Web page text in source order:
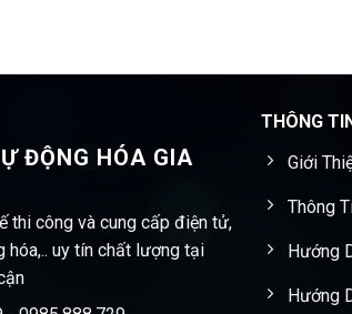
ĐỘNG HÓA GIA
thi công và cung cấp điện tử,
hóa,.. uy tín chất lượng tại
THÔNG
Giới
Thông
Hướng
Hướng